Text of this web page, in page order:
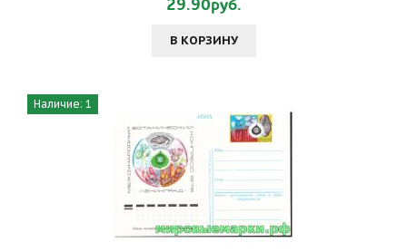
29.90руб.
В КОРЗИНУ
Наличие: 1